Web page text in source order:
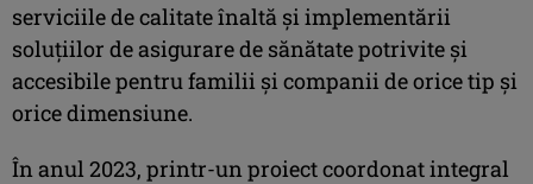
serviciile de calitate înaltă și implementării
soluțiilor de asigurare de sănătate potrivite și
accesibile pentru familii și companii de orice tip și
orice dimensiune.
În anul 2023, printr-un proiect coordonat integral